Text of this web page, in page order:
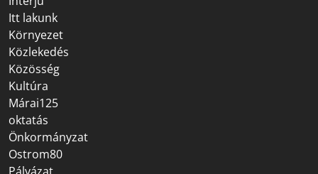
Itt lakunk
Környezet
Közlekedés
Közösség
Kultúra
Márai125
oktatás
Önkormányzat
Ostrom80